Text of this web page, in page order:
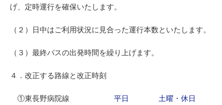
げ、定時運行を確保いたします。
（２）日中はご利用状況に見合った運行本数といたします。
（３）最終バスの出発時間を繰り上げます。
４．改正する路線と改正時刻
①東長野病院線 平日 土曜・休日